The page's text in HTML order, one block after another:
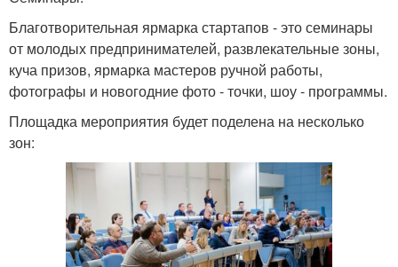
Благотворительная ярмарка стартапов - это семинары
от молодых предпринимателей, развлекательные зоны,
куча призов, ярмарка мастеров ручной работы,
фотографы и новогодние фото - точки, шоу - программы.
Площадка мероприятия будет поделена на несколько
зон: